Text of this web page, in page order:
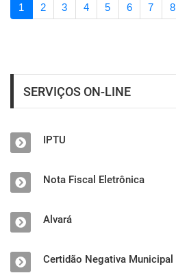
1 2 3 4 5 6 7 8
SERVIÇOS ON-LINE
IPTU
Nota Fiscal Eletrônica
Alvará
Certidão Negativa Municipal